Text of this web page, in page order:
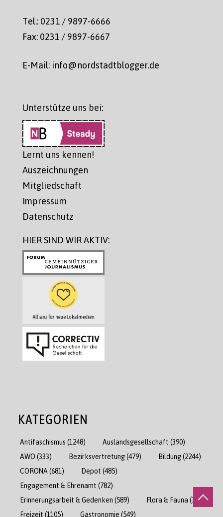
Tel.: 0231 / 9897-6666
Fax: 0231 / 9897-6667
E-Mail: info@nordstadtblogger.de
Unterstütze uns bei:
Lernt uns kennen!
Auszeichnungen
Mitgliedschaft
Impressum
Datenschutz
HIER SIND WIR AKTIV:
KATEGORIEN
Antifaschismus (1248) Auslandsgesellschaft (390)
AWO (333) Bezirksvertretung(479) Bildung(2244)
CORONA(681) Depot (485)
Engagement & Ehrenamt (782)
Erinnerungsarbeit & Gedenken (589) Flora & Fauna (384)
Freizeit (1105) Gastronomie (549)